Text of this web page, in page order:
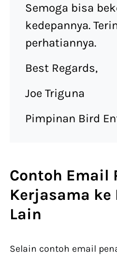
Semoga bisa
kedepannya.
perhatiannya.
Best Regards,
Joe Triguna
Pimpinan Bird
Contoh Email
Kerjasama ke
Lain
Selain contoh email